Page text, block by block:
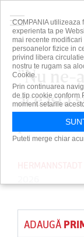
”Nu ne-
această
pentru
ADAUGĂ
COMPANIA
experienta ta pe
mai recente
persoanelor fizice in
privind libera
nostru te rugam sa
Cookie.
Prin continuarea
de tip cookie conform
moment setarile
Puteti merge chiar